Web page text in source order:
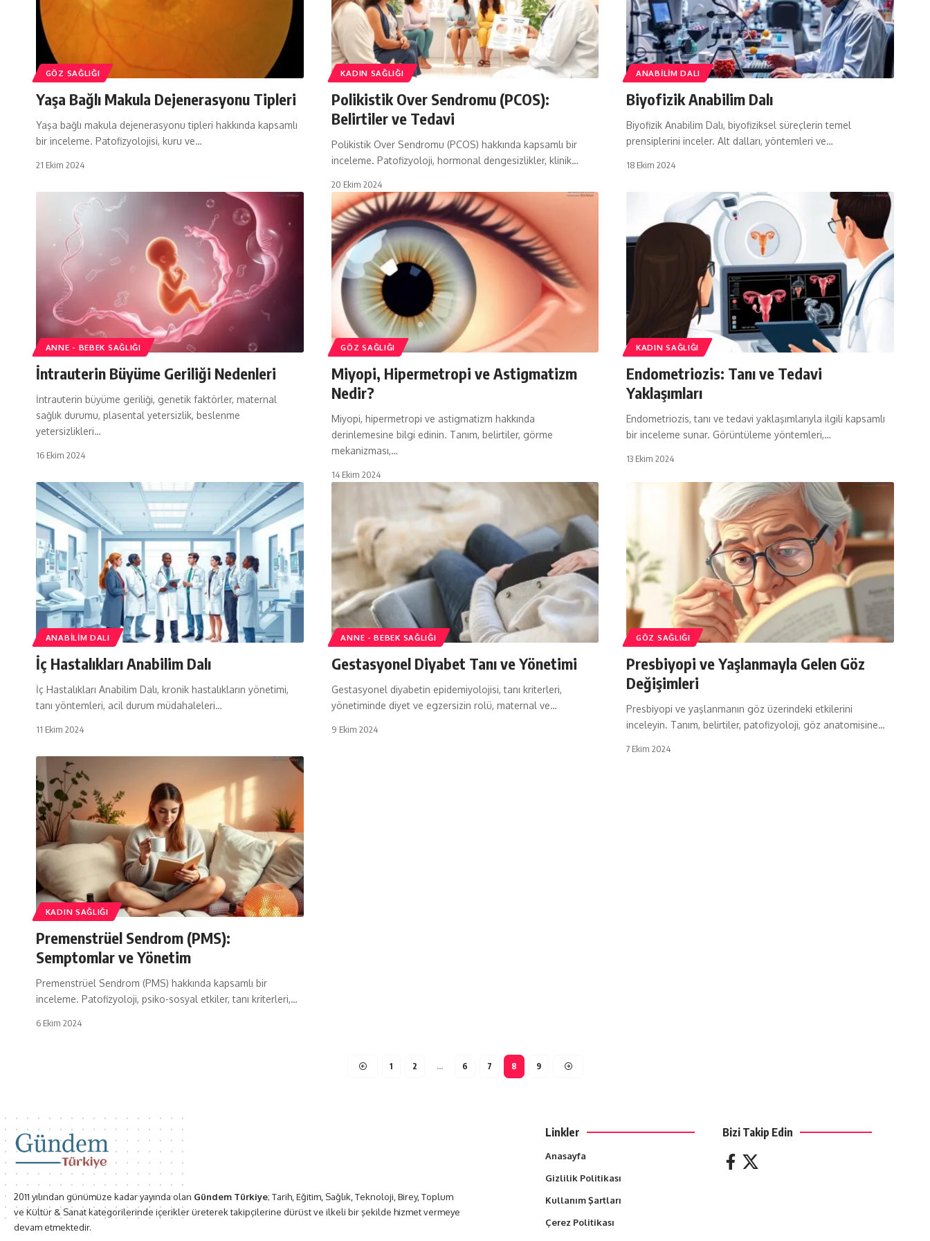
GÖZ SAĞLIĞI
Yaşa Bağlı Makula Dejenerasyonu Tipleri
Yaşa bağlı makula dejenerasyonu tipleri hakkında kapsamlı
bir inceleme. Patofizyolojisi, kuru ve…
21 Ekim 2024
KADIN SAĞLIĞI
Polikistik Over Sendromu (PCOS):
Belirtiler ve Tedavi
Polikistik Over Sendromu (PCOS) hakkında kapsamlı bir
inceleme. Patofizyoloji, hormonal dengesizlikler, klinik…
20 Ekim 2024
ANABILIM DALI
Biyofizik Anabilim Dalı
Biyofizik Anabilim Dalı, biyofiziksel süreçlerin temel
prensiplerini inceler. Alt dalları, yöntemleri ve…
18 Ekim 2024
ANNE - BEBEK SAĞLIĞI
İntrauterin Büyüme Geriliği Nedenleri
İntrauterin büyüme geriliği, genetik faktörler, maternal
sağlık durumu, plasental yetersizlik, beslenme
yetersizlikleri…
16 Ekim 2024
GÖZ SAĞLIĞI
Miyopi, Hipermetropi ve Astigmatizm
Nedir?
Miyopi, hipermetropi ve astigmatizm hakkında
derinlemesine bilgi edinin. Tanım, belirtiler, görme
mekanizması,…
14 Ekim 2024
KADIN SAĞLIĞI
Endometriozis: Tanı ve Tedavi
Yaklaşımları
Endometriozis, tanı ve tedavi yaklaşımlarıyla ilgili kapsamlı
bir inceleme sunar. Görüntüleme yöntemleri,…
13 Ekim 2024
ANABILIM DALI
İç Hastalıkları Anabilim Dalı
İç Hastalıkları Anabilim Dalı, kronik hastalıkların yönetimi,
tanı yöntemleri, acil durum müdahaleleri…
11 Ekim 2024
ANNE - BEBEK SAĞLIĞI
Gestasyonel Diyabet Tanı ve Yönetimi
Gestasyonel diyabetin epidemiyolojisi, tanı kriterleri,
yönetiminde diyet ve egzersizin rolü, maternal ve…
9 Ekim 2024
GÖZ SAĞLIĞI
Presbiyopi ve Yaşlanmayla Gelen Göz
Değişimleri
Presbiyopi ve yaşlanmanın göz üzerindeki etkilerini
inceleyin. Tanım, belirtiler, patofizyoloji, göz anatomisine…
7 Ekim 2024
KADIN SAĞLIĞI
Premenstrüel Sendrom (PMS):
Semptomlar ve Yönetim
Premenstrüel Sendrom (PMS) hakkında kapsamlı bir
inceleme. Patofizyoloji, psiko-sosyal etkiler, tanı kriterleri,…
6 Ekim 2024
1 2 … 6 7 8 9
2011 yılından günümüze kadar yayında olan Gündem Türkiye; Tarih, Eğitim, Sağlık, Teknoloji, Birey, Toplum
ve Kültür & Sanat kategorilerinde içerikler üreterek takipçilerine dürüst ve ilkeli bir şekilde hizmet vermeye
devam etmektedir.
Linkler
Anasayfa
Gizlilik Politikası
Kullanım Şartları
Çerez Politikası
Bizi Takip Edin